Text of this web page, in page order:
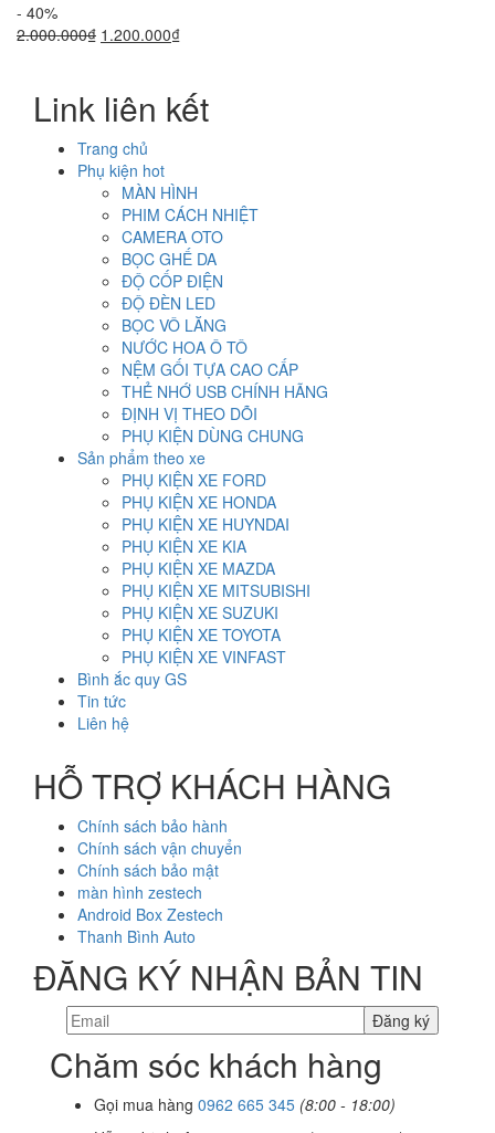
- 40%
2.000.000₫ Giá
2.000.000₫.
1.200.000₫Giá
là:
1.200.000₫.
Link liên kết
Trang chủ
Phụ kiện hot
MÀN HÌNH
PHIM CÁCH NHIỆT
CAMERA OTO
BỌC GHẾ DA
ĐỘ CỐP ĐIỆN
ĐỘ ĐÈN LED
BỌC VÔ LĂNG
NƯỚC HOA Ô TÔ
NỆM GỐI TỰA CAO CẤP
THẺ NHỚ USB CHÍNH HÃNG
ĐỊNH VỊ THEO DÕI
PHỤ KIỆN DÙNG CHUNG
Sản phẩm theo xe
PHỤ KIỆN XE FORD
PHỤ KIỆN XE HONDA
PHỤ KIỆN XE HUYNDAI
PHỤ KIỆN XE KIA
PHỤ KIỆN XE MAZDA
PHỤ KIỆN XE MITSUBISHI
PHỤ KIỆN XE SUZUKI
PHỤ KIỆN XE TOYOTA
PHỤ KIỆN XE VINFAST
Bình ắc quy GS
Tin tức
Liên hệ
HỖ TRỢ KHÁCH HÀNG
Chính sách bảo hành
Chính sách vận chuyển
Chính sách bảo mật
màn hình zestech
Android Box Zestech
Thanh Bình Auto
ĐĂNG KÝ NHẬN BẢN TIN
Chăm sóc khách hàng
Gọi mua hàng 0962 665 345 (8:00 - 18:00)